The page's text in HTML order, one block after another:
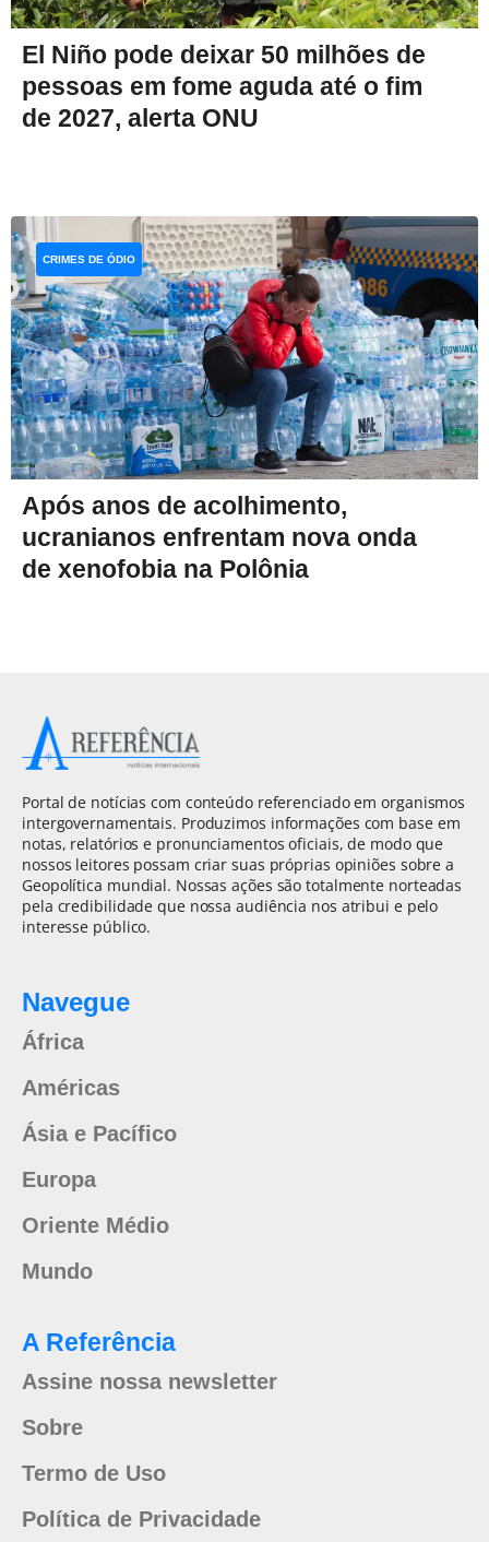
El Niño pode deixar 50 milhões de
pessoas em fome aguda até o fim
de 2027, alerta ONU
Após anos de acolhimento,
ucranianos enfrentam nova onda
de xenofobia na Polônia
CRIMES DE ÓDIO
Portal de notícias com conteúdo referenciado em organismos
intergovernamentais. Produzimos informações com base em
notas, relatórios e pronunciamentos oficiais, de modo que
nossos leitores possam criar suas próprias opiniões sobre a
Geopolítica mundial. Nossas ações são totalmente norteadas
pela credibilidade que nossa audiência nos atribui e pelo
interesse público.
Navegue
África
Américas
Ásia e Pacífico
Europa
Oriente Médio
Mundo
A Referência
Assine nossa newsletter
Sobre
Termo de Uso
Política de Privacidade